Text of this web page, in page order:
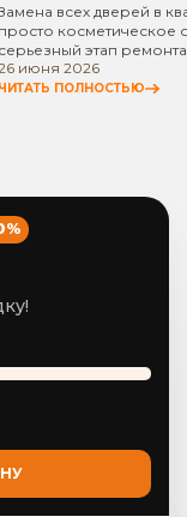
всех дверей в
просто косметическое
серьезный этап
июня 2026
ЧИТАТЬ ПОЛНОСТЬЮ